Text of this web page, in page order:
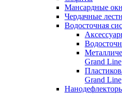
Мансардные
Чердачные
Водосточная
Grand Line
Grand Line